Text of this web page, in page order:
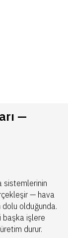
—
sistemlerinin
— hava
olduğunda.
başka işlere
durur.